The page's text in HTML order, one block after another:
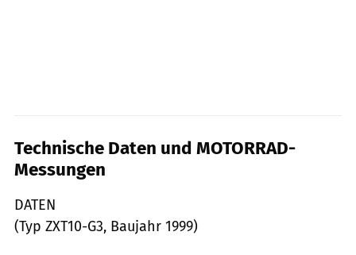
Technische Daten und MOTORRAD-
Messungen
DATEN
(Typ ZXT10-G3, Baujahr 1999)